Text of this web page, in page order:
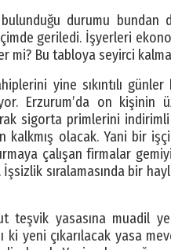
bulunduğu durumu
geriledi. İşyerleri
mi? Bu tabloya seyirci
yine sıkıntılı
Erzurum’da on kişinin
sigorta primlerini
kalkmış olacak. Yani bir
çalışan firmalar
sıralamasında bir
teşvik yasasına muadil
ki yeni çıkarılacak yasa